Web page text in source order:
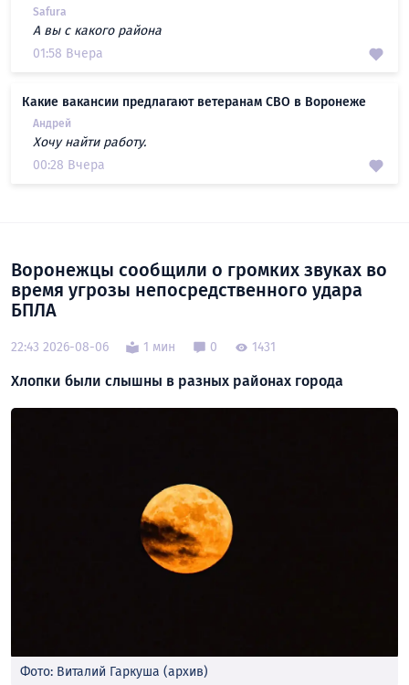
Safura
А вы с какого района
01:58 Вчера
Какие вакансии предлагают ветеранам СВО в Воронеже
Андрей
Хочу найти работу.
00:28 Вчера
Воронежцы сообщили о громких звуках во
время угрозы непосредственного удара
БПЛА
22:43 2026-08-06 1 мин 0 1431
Хлопки были слышны в разных районах города
Фото: Виталий Гаркуша (архив)